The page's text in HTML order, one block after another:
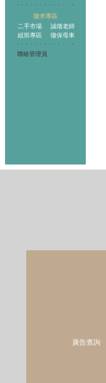
徵求專區
二手市場
誠徵老師
組班專區
徵保母車
聯絡管理員
廣告查詢